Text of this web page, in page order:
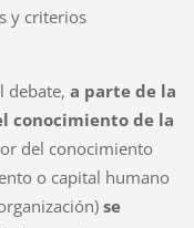
y criterios
debate, a parte de la
conocimiento de la
del conocimiento
o capital humano
se